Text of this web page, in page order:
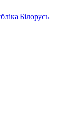
Білорусь